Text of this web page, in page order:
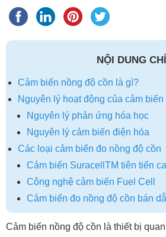
NỘI DUNG
Cảm biến nồng độ cồn là gì?
Nguyên lý hoạt động của cảm
Nguyên lý phản ứng hóa học
Nguyên lý cảm biến điện hóa
Các loại cảm biến đo nồng độ cồn
Cảm biến SuracellTM tiên tiến
Công nghệ cảm biến Fuel Cell
Cảm biến đo nồng độ cồn bán
Cảm biến nồng độ cồn là thiết bị